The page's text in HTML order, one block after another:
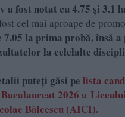
a fost notat cu 4.75 și 3.1
cel mai aproape de
7.05 la prima probă, însă
la celelalte
puteți găsi pe lista
2026 a
Bălcescu (AICI).